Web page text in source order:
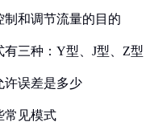
和调节流量的目的
三种：Y型、J型、Z型
许误差是多少
常见模式